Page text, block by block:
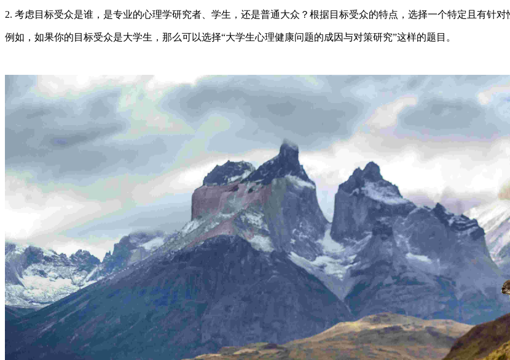
2. 考虑目标受众是谁，是专业的心理学研究者、学生，还是普通大众？根据目标受众的特点，选择一个特定且有针对
例如，如果你的目标受众是大学生，那么可以选择“大学生心理健康问题的成因与对策研究”这样的题目。